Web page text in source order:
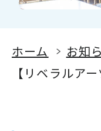
ホーム
お知
【リベラルア